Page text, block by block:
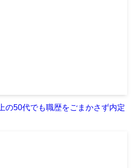
の50代でも職歴をごまかさず内定